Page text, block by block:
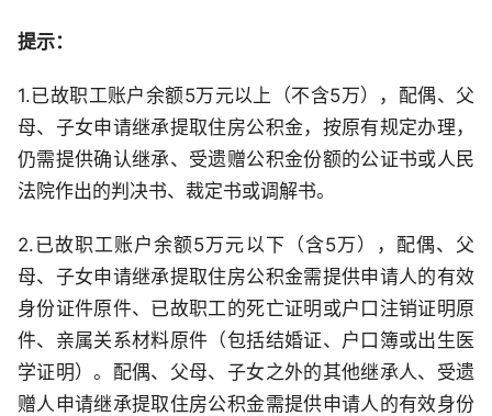
提示：
1.已故职工账户余额5万元以上（不含5万），配偶、父
母、子女申请继承提取住房公积金，按原有规定办理，
仍需提供确认继承、受遗赠公积金份额的公证书或人民
法院作出的判决书、裁定书或调解书。
2.已故职工账户余额5万元以下（含5万），配偶、父
母、子女申请继承提取住房公积金需提供申请人的有效
身份证件原件、已故职工的死亡证明或户口注销证明原
件、亲属关系材料原件（包括结婚证、户口簿或出生医
学证明）。配偶、父母、子女之外的其他继承人、受遗
赠人申请继承提取住房公积金需提供申请人的有效身份